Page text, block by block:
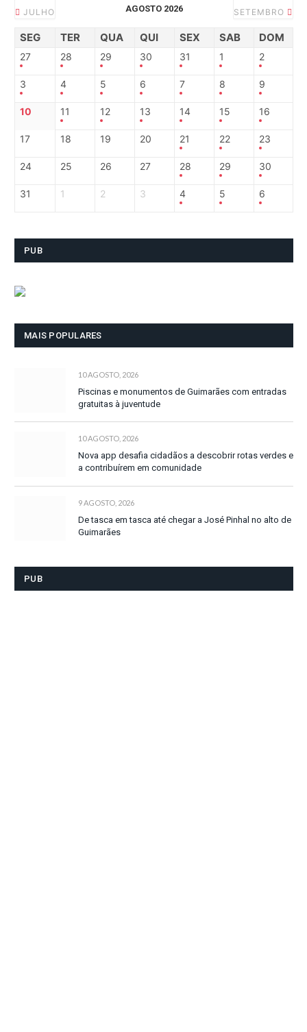
JULHO AGOSTO 2026 SETEMBRO
SEG TER QUA QUI SEX SAB DOM
27 28 29 30 31 1 2
3 4 5 6 7 8 9
10 11 12 13 14 15 16
17 18 19 20 21 22 23
24 25 26 27 28 29 30
31 1 2 3 4 5 6
PUB
MAIS POPULARES
10 AGOSTO, 2026
Piscinas e monumentos de Guimarães com entradas
gratuitas à juventude
10 AGOSTO, 2026
Nova app desafia cidadãos a descobrir rotas verdes e
a contribuírem em comunidade
9 AGOSTO, 2026
De tasca em tasca até chegar a José Pinhal no alto de
Guimarães
PUB